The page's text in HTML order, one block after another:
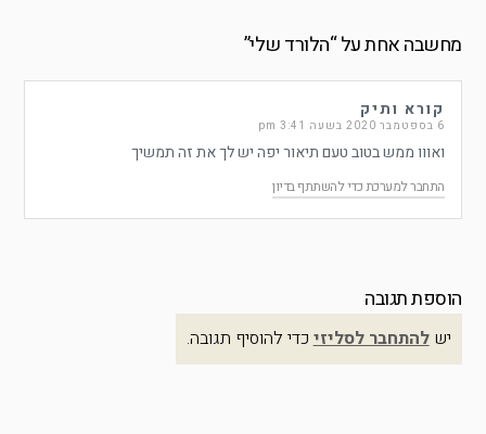
מחשבה אחת על “הלורד שלי”
קורא ותיק
6 בספטמבר 2020 בשעה 3:41 pm
ואווו ממש בטוב טעם תיאור יפה יש לך את זה תמשיך
התחבר למערכת כדי להשתתף בדיון
הוספת תגובה
ישלהתחבר לסליזיכדי להוסיף תגובה.